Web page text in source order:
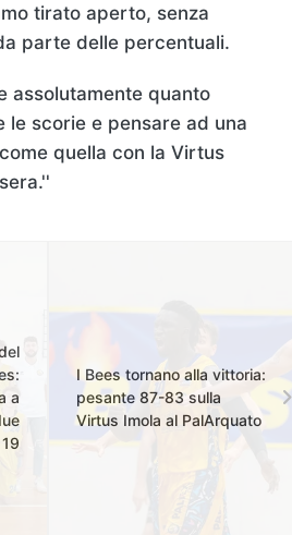
tirato aperto, senza
parte delle percentuali.
assolutamente quanto
le scorie e pensare ad una
quella con la Virtus
a
I Bees tornano alla vittoria:
pesante 87-83 sulla
Virtus Imola al PalArquato